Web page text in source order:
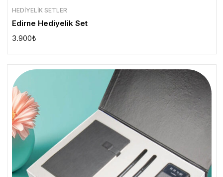
HEDIYELIK SETLER
Edirne Hediyelik Set
3.900₺